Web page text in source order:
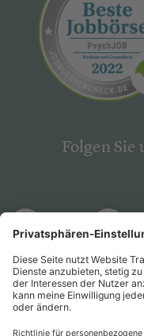
Folgen Sie
PsychJOB